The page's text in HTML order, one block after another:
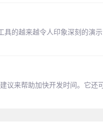
的越来越令人印象深刻的演
议来帮助加快开发时间。它还